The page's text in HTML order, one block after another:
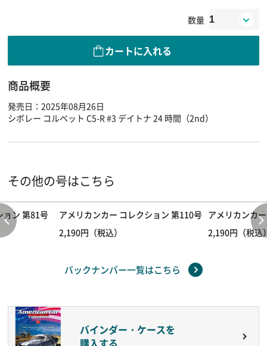
数量
カートに入れる
商品概要
発売日：2025年08月26日
シボレー コルベット C5-R #3 デイトナ 24 時間（2nd）
その他の号はこちら
ョン 第81号
アメリカンカー コレクション 第110号
2,190円（税込）
アメリカンカ
2,190円（税込
バックナンバー一覧はこちら
バインダー・ケースを
購入する